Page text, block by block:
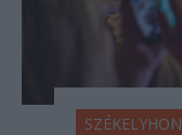
SZÉKELYHON